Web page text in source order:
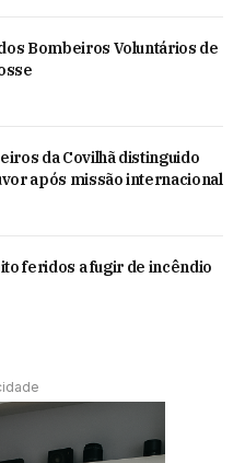
Bombeiros Voluntários de
da Covilhã distinguido
após missão internacional
feridos a fugir de incêndio